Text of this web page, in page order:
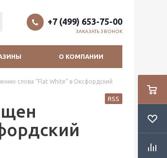
+7 (499) 653-75-00
ЗАКАЗАТЬ ЗВОНОК
О КОМПАНИИ
слова “Flat White” в Оксфордский
RSS